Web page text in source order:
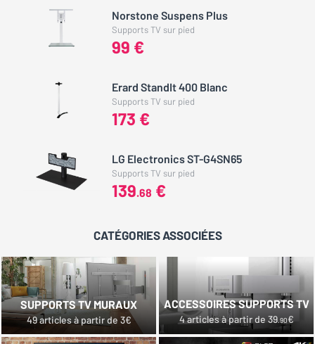
Norstone Suspens Plus
Supports TV sur pied
99 €
Erard StandIt 400 Blanc
Supports TV sur pied
173 €
LG Electronics ST-G4SN65
Supports TV sur pied
139.68 €
CATÉGORIES ASSOCIÉES
SUPPORTS TV MURAUX
49 articles à partir de 3€
ACCESSOIRES SUPPORTS TV
4 articles à partir de 39.90€